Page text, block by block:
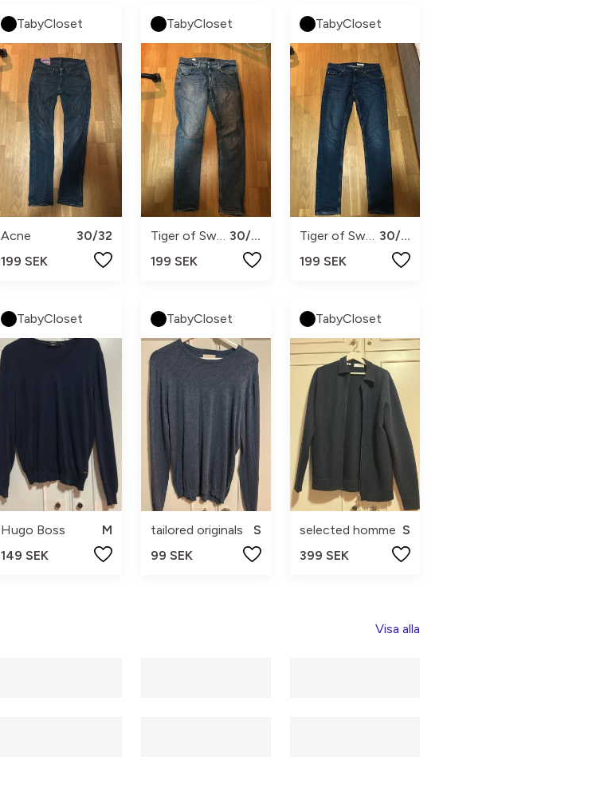
TabyCloset
Acne
30/32
199 SEK
TabyCloset
Tiger of Sweden
30/34
199 SEK
TabyCloset
Tiger of Sweden
30/34
199 SEK
TabyCloset
Hugo Boss
M
149 SEK
TabyCloset
tailored originals
S
99 SEK
TabyCloset
selected homme S
399 SEK
Visa alla